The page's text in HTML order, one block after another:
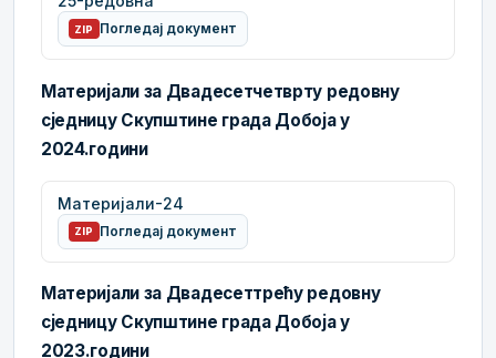
ZIP Погледај документ
Материјали за Двадесетчетврту редовну
сједницу Скупштине града Добоја у
2024.години
Материјали-24
ZIP Погледај документ
Материјали за Двадесеттрећу редовну
сједницу Скупштине града Добоја у
2023.години